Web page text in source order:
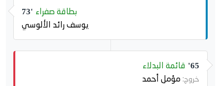
73' بطاقة صفراء
يوسف رائد الألوسي
65' قائمة البدلاء
خروج: مؤمل أحمد